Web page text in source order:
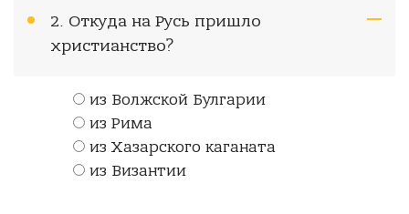
2. Откуда на Русь пришло
христианство?
из Волжской Булгарии
из Рима
из Хазарского каганата
из Византии